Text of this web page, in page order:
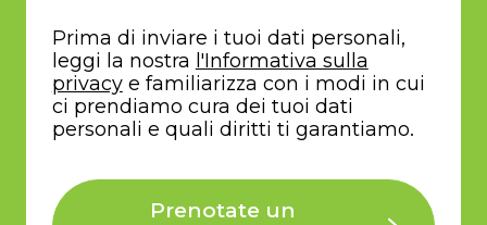
Prima di inviare i tuoi dati personali,
leggi la nostra l'Informativa sulla
privacye familiarizza con i modi in cui
ci prendiamo cura dei tuoi dati
personali e quali diritti ti garantiamo.
Prenotate un